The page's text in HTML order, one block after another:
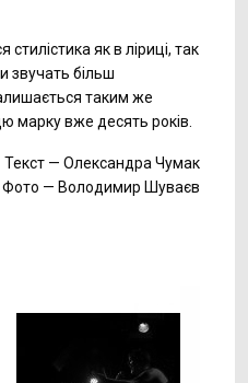
як в ліриці, так
звучать більш
таким же
марку вже десять років.
Текст — Олександра Чумак
Фото — Володимир Шуваєв